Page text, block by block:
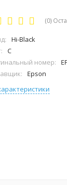
(0)
Hi-Black
C
номер:
Epson